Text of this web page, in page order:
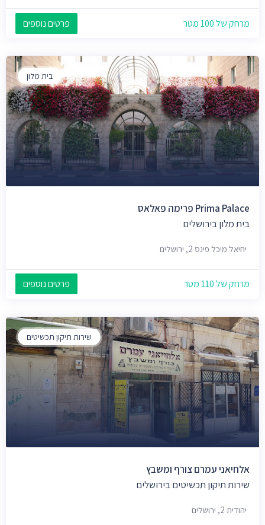
מרחק של 100 מטר פרטים נוספים
בית מלון
Prima Palace פרימה פאלאס
בית מלון בירושלים
יחיאל מיכל פינס 2, ירושלים
מרחק של 110 מטר פרטים נוספים
שירות תיקון תכשיטים
אלחיאני עמרם צורף ומשבץ
שירות תיקון תכשיטים בירושלים
יהודית 2, ירושלים